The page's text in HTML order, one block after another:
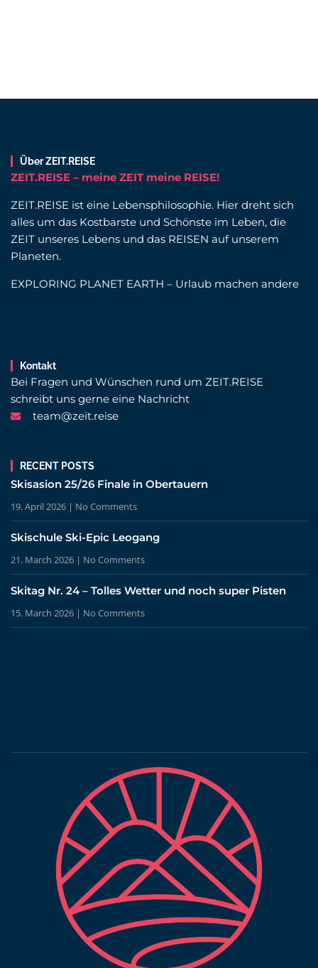
Über ZEIT.REISE
ZEIT.REISE – meine ZEIT meine REISE!
ZEIT.REISE ist eine Lebensphilosophie. Hier dreht sich
alles um das Kostbarste und Schönste im Leben, die
ZEIT unseres Lebens und das REISEN auf unserem
Planeten.
EXPLORING PLANET EARTH – Urlaub machen andere
Kontakt
Bei Fragen und Wünschen rund um ZEIT.REISE
schreibt uns gerne eine Nachricht
team@zeit.reise
RECENT POSTS
Skisasion 25/26 Finale in Obertauern
19. April 2026 No Comments
Skischule Ski-Epic Leogang
21. March 2026 No Comments
Skitag Nr. 24 – Tolles Wetter und noch super Pisten
15. March 2026 No Comments